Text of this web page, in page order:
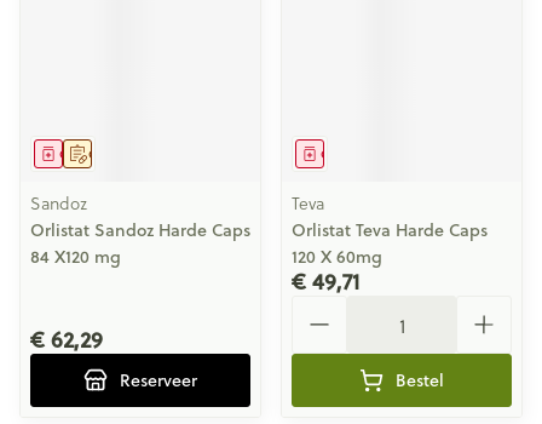
Op voorschrift
Geneesmiddel
Sandoz
Orlistat Sandoz Harde Caps
84 X120 mg
€ 62,29
Reserveer
Geneesmiddel
Teva
Orlistat Teva Harde Caps
120 X 60mg
€ 49,71
Bestel